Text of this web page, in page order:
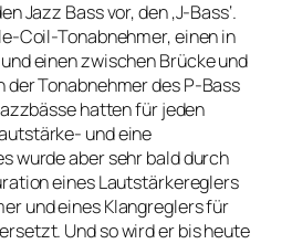
Jazz Bass vor, den ‚J-Bass‘.
Coil-Tonabnehmer, einen in
einen zwischen Brücke und
der Tonabnehmer des P-Bass
hatten für jeden
und eine
wurde aber sehr bald durch
eines Lautstärkereglers
und eines Klangreglers für
Und so wird er bis heute